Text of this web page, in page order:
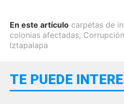
En este artículo carpetas de
colonias afectadas, Corrupción
Iztapalapa
TE PUEDE